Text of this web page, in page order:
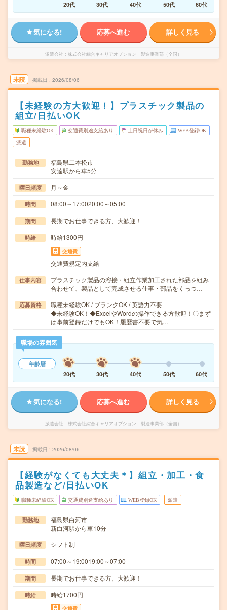
20代
30代 40代 50代 60代
気になる! 応募へ進む 詳しく見る
派遣会社 株式会社綜合キャリアオプション 製造事業部（全国）
未読 掲載日 2026/08/06
【未経験の方大歓迎！】プラスチック製品の
組立/日払いOK
職種未経験OK 交通費別途支給あり 土日祝日が休み WEB登録OK
派遣
勤務地
福島県二本松市
安達駅から車5分
曜日頻度 月～金
時間 08:00～17:0020:00～05:00
期間 長期でお仕事できる方、大歓迎！
時給 時給1300円
交通費
交通費規定内支給
仕事内容
プラスチック製品の溶接・組立作業加工された部品を組み
合わせて、製品として完成させる仕事・部品をくっつ…
応募資格
職種未経験OK / ブランクOK / 英語力不要
◆未経験OK！◆ExcelやWordの操作できる方歓迎！〇まず
は事前登録だけでもOK！履歴書不要で気…
職場の雰囲気
年齢層
20代
30代 40代 50代 60代
気になる! 応募へ進む 詳しく見る
派遣会社 株式会社綜合キャリアオプション 製造事業部（全国）
未読 掲載日 2026/08/06
【経験がなくても大丈夫＊】組立・加工・食
品製造など/日払いOK
職種未経験OK 交通費別途支給あり WEB登録OK 派遣
勤務地
福島県白河市
新白河駅から車10分
曜日頻度 シフト制
時間 07:00～19:0019:00～07:00
期間 長期でお仕事できる方、大歓迎！
時給 時給1700円
交通費